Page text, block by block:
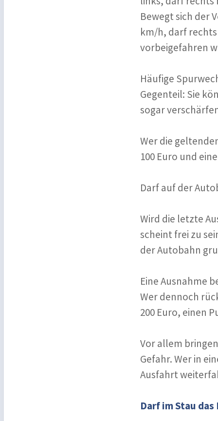
Bewegt sich der
km/h, darf
vorbeigefahren
Häufige
Gegenteil: Sie
sogar
Wer die
100 Euro und
Darf auf der
Wird die letzte
scheint frei zu
der Autobahn
Eine Ausnahme
Wer dennoch
200 Euro, einen
Vor allem
Gefahr. Wer in
Ausfahrt
Darf im Stau